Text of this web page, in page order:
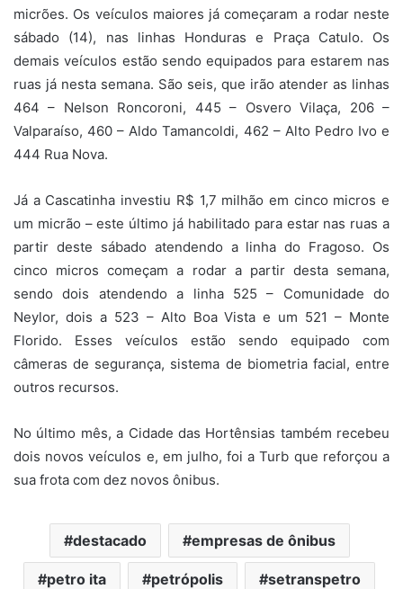
micrões. Os veículos maiores já começaram a rodar neste
sábado (14), nas linhas Honduras e Praça Catulo. Os
demais veículos estão sendo equipados para estarem nas
ruas já nesta semana. São seis, que irão atender as linhas
464 – Nelson Roncoroni, 445 – Osvero Vilaça, 206 –
Valparaíso, 460 – Aldo Tamancoldi, 462 – Alto Pedro Ivo e
444 Rua Nova.
Já a Cascatinha investiu R$ 1,7 milhão em cinco micros e
um micrão – este último já habilitado para estar nas ruas a
partir deste sábado atendendo a linha do Fragoso. Os
cinco micros começam a rodar a partir desta semana,
sendo dois atendendo a linha 525 – Comunidade do
Neylor, dois a 523 – Alto Boa Vista e um 521 – Monte
Florido. Esses veículos estão sendo equipado com
câmeras de segurança, sistema de biometria facial, entre
outros recursos.
No último mês, a Cidade das Hortênsias também recebeu
dois novos veículos e, em julho, foi a Turb que reforçou a
sua frota com dez novos ônibus.
destacado empresas de ônibus
petro ita petrópolis setranspetro